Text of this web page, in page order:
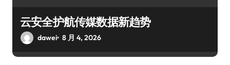
云安全护航传媒数据新趋势
dawei 8 月 4, 2026